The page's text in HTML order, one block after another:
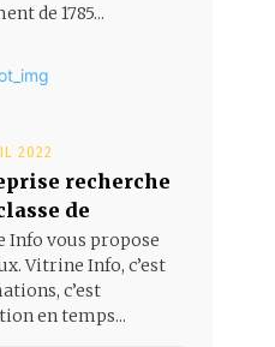
de 1785...
2022
recherche
de
Info vous propose
Vitrine Info, c’est
c’est
en temps...